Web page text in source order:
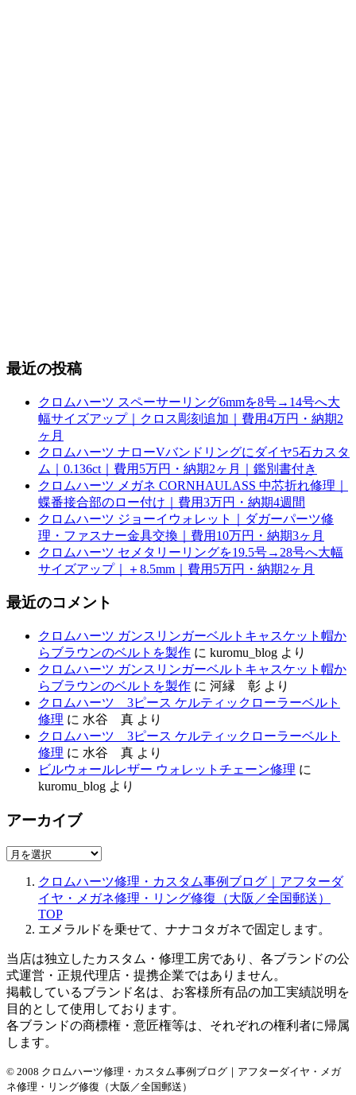
最近の投稿
クロムハーツ スペーサーリング6mmを8号→14号へ大
幅サイズアップ｜クロス彫刻追加｜費用4万円・納期2
ヶ月
クロムハーツ ナローVバンドリングにダイヤ5石カスタ
ム｜0.136ct｜費用5万円・納期2ヶ月｜鑑別書付き
クロムハーツ メガネ CORNHAULASS 中芯折れ修理｜
蝶番接合部のロー付け｜費用3万円・納期4週間
クロムハーツ ジョーイウォレット｜ダガーパーツ修
理・ファスナー金具交換｜費用10万円・納期3ヶ月
クロムハーツ セメタリーリングを19.5号→28号へ大幅
サイズアップ｜＋8.5mm｜費用5万円・納期2ヶ月
最近のコメント
クロムハーツ ガンスリンガーベルトキャスケット帽か
らブラウンのベルトを製作 に kuromu_blog より
クロムハーツ ガンスリンガーベルトキャスケット帽か
らブラウンのベルトを製作 に 河縁 彰 より
クロムハーツ 3ピース ケルティックローラーベルト
修理 に 水谷 真 より
クロムハーツ 3ピース ケルティックローラーベルト
修理 に 水谷 真 より
ビルウォールレザー ウォレットチェーン修理 に
kuromu_blog より
アーカイブ
ア
クロムハーツ修理・カスタム事例ブログ｜アフターダ
イヤ・メガネ修理・リング修復（大阪／全国郵送）
TOP
エメラルドを乗せて、ナナコタガネで固定します。
当店は独立したカスタム・修理工房であり、各ブランドの公
式運営・正規代理店・提携企業ではありません。
掲載しているブランド名は、お客様所有品の加工実績説明を
目的として使用しております。
各ブランドの商標権・意匠権等は、それぞれの権利者に帰属
します。
© 2008 クロムハーツ修理・カスタム事例ブログ｜アフターダイヤ・メガ
ネ修理・リング修復（大阪／全国郵送）